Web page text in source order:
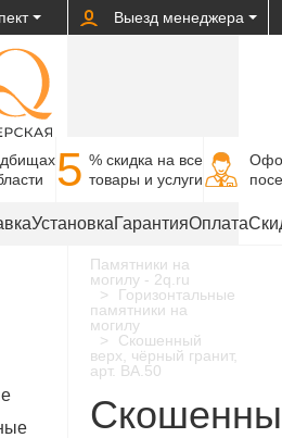
Выезд менеджера
5 % cкидка на все
товары и услуги
УстановкаГарантияОплата
Памятники на
могилу - 2q.ru
Горизонтальные
памятники на
могилу
Скошенный
верх, чёрный гранит,
арт. BA.50